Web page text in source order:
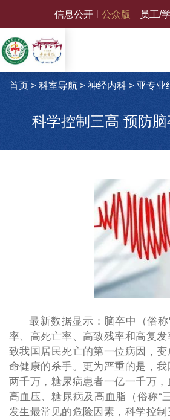
信息公开 公众版 员工/
首页 > 科室导航> 神经内科> 亚专业
科学控制三高 预防
最新数据显示：脑卒中（俗称
率、高死亡率、高致残率和高复
致我国居民死亡的第一位病因，
命健康的杀手。更为严重的是，
两千万，糖尿病患者一亿一千万，
高血压、糖尿病及高血脂（俗称“
发生最常见的危险因素，科学控